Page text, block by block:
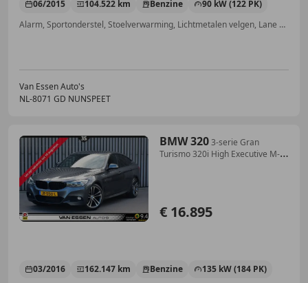
06/2015 104.522 km Benzine
90 kW (122 PK)
Alarm, Sportonderstel, Stoelverwarming, Lichtmetalen velgen, Lane Departure Warning Systeem, Parkeerhulp voor, Sportstoelen, LED verlichting
Van Essen Auto's
NL-8071 GD NUNSPEET
BMW 3203-serie Gran
Turismo 320i High Executive M-
€ 16.895
03/2016 162.147 km Benzine
135 kW (184 PK)